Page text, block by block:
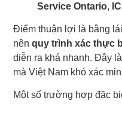
Service Ontario,
Điểm thuận lợi là bằng
nên quy trình xác thực
diễn ra khá nhanh. Đây
mà Việt Nam khó xác
Một số trường hợp đặc